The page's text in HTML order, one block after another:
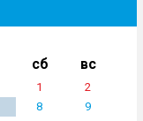
сб вс
1
2
8 9